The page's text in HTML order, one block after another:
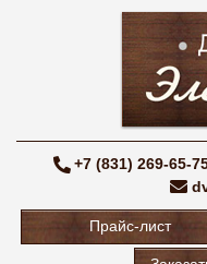
+7 (831) 269-65-
Прайс-лист